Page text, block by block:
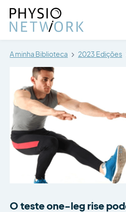
A minha Biblioteca 2023 Edições
O teste one-leg rise